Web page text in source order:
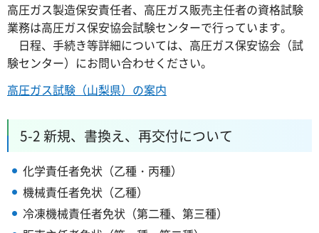
高圧ガス製造保安責任者、高圧ガス販売主任者の資格試験
業務は高圧ガス保安協会試験センターで行っています。
日程、手続き等詳細については、高圧ガス保安協会（試
験センター）にお問い合わせください。
高圧ガス試験（山梨県）の案内
5-2 新規、書換え、再交付について
化学責任者免状（乙種・丙種）
機械責任者免状（乙種）
冷凍機械責任者免状（第二種、第三種）